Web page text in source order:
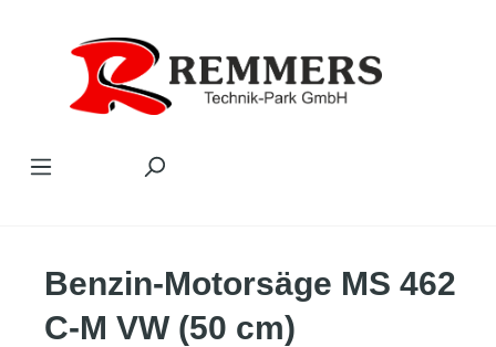
Benzin-Motorsäge MS 462
C-M VW (50 cm)